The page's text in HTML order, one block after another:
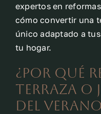
expertos en
cómo convertir una
único adaptado a
tu hogar.
¿Por qué
terraza o
del